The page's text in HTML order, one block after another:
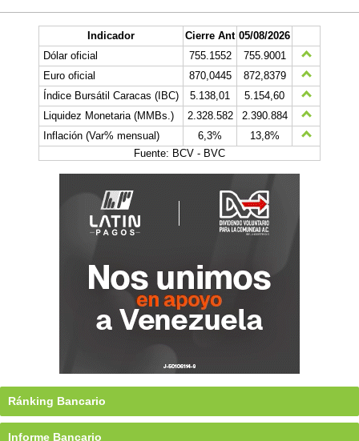
Indicador Cierre Ant 05/08/2026
Dólar oficial
755.1552
755.9001
Euro oficial
870,0445
872,8379
Índice Bursátil Caracas (IBC)
5.138,01
5.154,60
Liquidez Monetaria (MMBs.)
2.328.582
2.390.884
Inflación (Var% mensual)
6,3%
13,8%
Fuente: BCV - BVC
Ránking Bancario
Informe Bancario